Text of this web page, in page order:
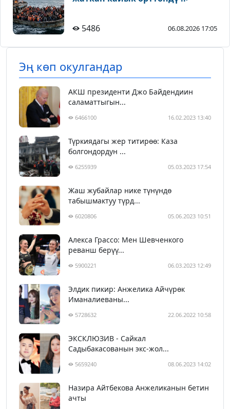
5486 06.08.2026 17:05
Эң көп окулгандар
АКШ президенти Джо Байдендиин
саламаттыгын...
6466100 16.02.2023 13:40
Түркиядагы жер титирөө: Каза
болгондордун ...
6255939 05.03.2023 17:54
Жаш жубайлар нике түнүндө
табышмактуу түрд...
6020806 05.06.2023 10:51
Алекса Грассо: Мен Шевченкого
реванш берүү...
5900221 06.03.2023 12:49
Элдик пикир: Анжелика Айчүрөк
Иманалиеваны...
5728632 22.06.2022 10:58
ЭКСКЛЮЗИВ - Сайкал
Садыбакасованын экс-жол...
5659240 08.06.2023 14:02
Назира Айтбекова Анжеликанын бетин
ачты